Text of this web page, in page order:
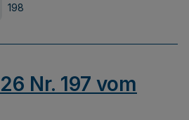
198
Nr. 197 vom